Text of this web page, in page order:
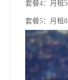
套餐4：月租
套餐5：月租